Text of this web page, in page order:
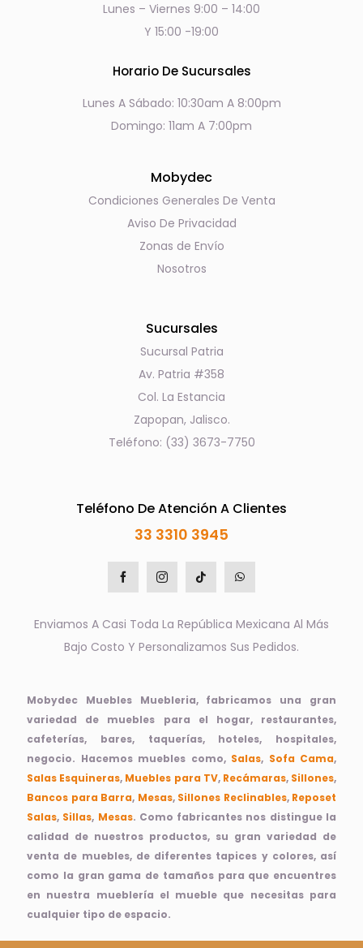
Lunes – Viernes 9:00 – 14:00
Y 15:00 -19:00
Horario De Sucursales
Lunes A Sábado: 10:30am A 8:00pm
Domingo: 11am A 7:00pm
Mobydec
Condiciones Generales De Venta
Aviso De Privacidad
Zonas de Envío
Nosotros
Sucursales
Sucursal Patria
Av. Patria #358
Col. La Estancia
Zapopan, Jalisco.
Teléfono: (33) 3673-7750
Teléfono De Atención A Clientes
33 3310 3945
Enviamos A Casi Toda La República Mexicana Al Más
Bajo Costo Y Personalizamos Sus Pedidos.
Mobydec Muebles Muebleria, fabricamos una gran
variedad de muebles para el hogar, restaurantes,
cafeterías, bares, taquerías, hoteles, hospitales,
negocio. Hacemos muebles como, Salas, Sofa Cama,
Salas Esquineras, Muebles para TV, Recámaras, Sillones,
Bancos para Barra, Mesas, Sillones Reclinables, Reposet
Salas, Sillas, Mesas. Como fabricantes nos distingue la
calidad de nuestros productos, su gran variedad de
venta de muebles, de diferentes tapices y colores, así
como la gran gama de tamaños para que encuentres
en nuestra mueblería el mueble que necesitas para
cualquier tipo de espacio.